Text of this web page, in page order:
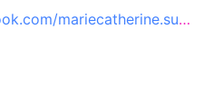
mariecatherine.sudret